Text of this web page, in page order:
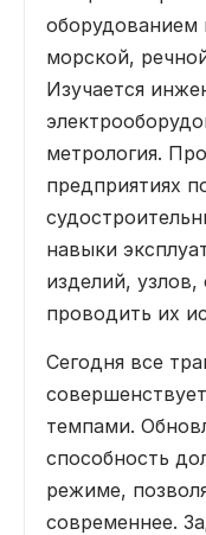
оборудованием
морской,
Изучается
метрология.
предприятиях
навыки
изделий, узлов,
проводить их
Сегодня все
темпами.
способность
режиме,
современнее.